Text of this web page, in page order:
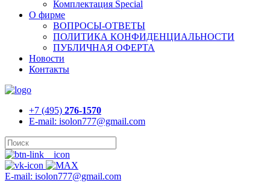
Комплектация Special
О фирме
ВОПРОСЫ-ОТВЕТЫ
ПОЛИТИКА КОНФИДЕНЦИАЛЬНОСТИ
ПУБЛИЧНАЯ ОФЕРТА
Новости
Контакты
+7 (495) 276-1570
E-mail: isolon777@gmail.com
E-mail: isolon777@gmail.com